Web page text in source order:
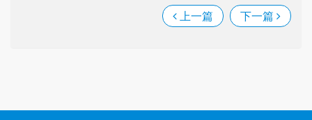
上一篇 下一篇